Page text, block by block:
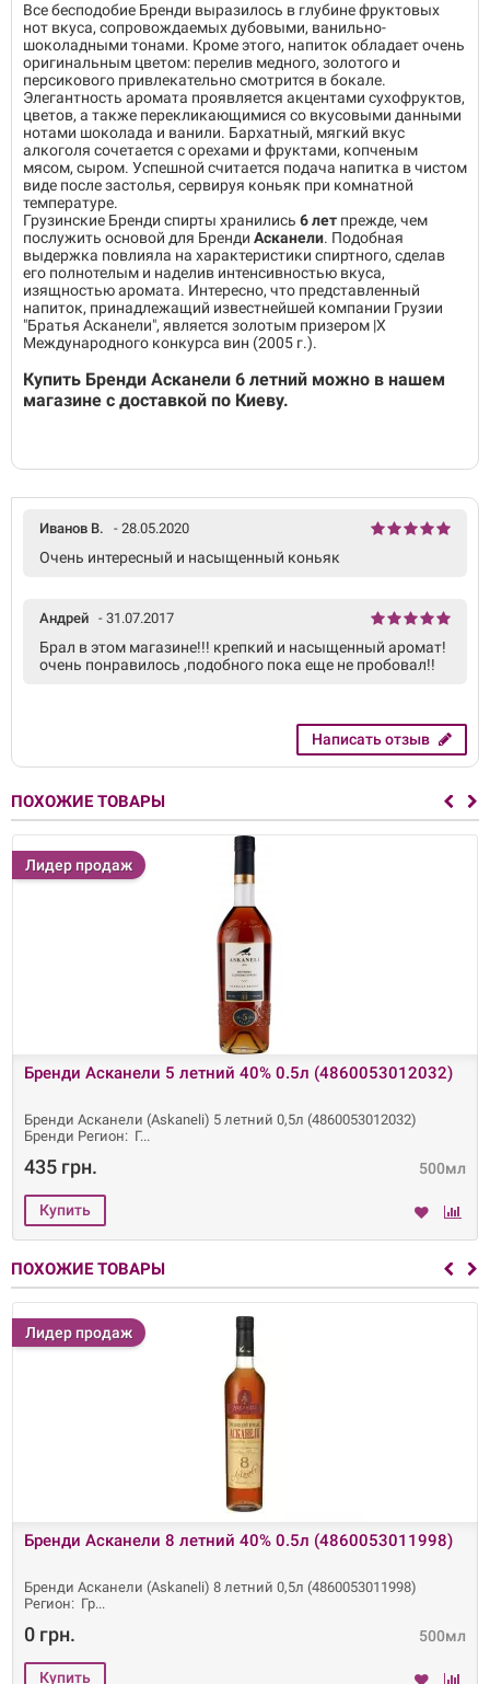
Все бесподобие Бренди выразилось в глубине фруктовых
нот вкуса, сопровождаемых дубовыми, ванильно-
шоколадными тонами. Кроме этого, напиток обладает очень
оригинальным цветом: перелив медного, золотого и
персикового привлекательно смотрится в бокале.
Элегантность аромата проявляется акцентами сухофруктов,
цветов, а также перекликающимися со вкусовыми данными
нотами шоколада и ванили. Бархатный, мягкий вкус
алкоголя сочетается с орехами и фруктами, копченым
мясом, сыром. Успешной считается подача напитка в чистом
виде после застолья, сервируя коньяк при комнатной
температуре.
Грузинские Бренди спирты хранились 6 лет прежде, чем
послужить основой для Бренди Асканели. Подобная
выдержка повлияла на характеристики спиртного, сделав
его полнотелым и наделив интенсивностью вкуса,
изящностью аромата. Интересно, что представленный
напиток, принадлежащий известнейшей компании Грузии
"Братья Асканели", является золотым призером |Х
Международного конкурса вин (2005 г.).
Купить Бренди Асканели 6 летний можно в нашем
магазине с доставкой по Киеву.
Иванов В. - 28.05.2020
Очень интересный и насыщенный коньяк
Андрей - 31.07.2017
Брал в этом магазине!!! крепкий и насыщенный аромат!
очень понравилось ,подобного пока еще не пробовал!!
Написать отзыв
ПОХОЖИЕ ТОВАРЫ
Лидер продаж
Бренди Асканели 5 летний 40% 0.5л (4860053012032)
Бренди Асканели (Askaneli) 5 летний 0,5л (4860053012032)
Бренди Регион: Г
500мл
435 грн.
ПОХОЖИЕ ТОВАРЫ
Лидер продаж
Бренди Асканели 8 летний 40% 0.5л (4860053011998)
Бренди Асканели (Askaneli) 8 летний 0,5л (4860053011998)
Регион: Гр
500мл
0 грн.